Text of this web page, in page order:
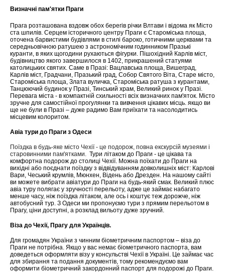
Визначні пам'ятки Праги
Прага розташована вздовж обох берегів річки Влтави і відома як Місто
ста шпилів. Серцем історичного центру Праги є Староміська площа,
оточена барвистими будівлями в стилі бароко, готичними церквами та
середньовічною ратушею з астрономічним годинником Празькі
куранти, в яких щогодини рухаються фігурки. Пішохідний Карлів міст,
будівництво якого завершилося в 1402, прикрашений статуями
католицьких святих. Саме в Празі: Вацлавська площа, Вишеград,
Карлів міст, Градчани, Празький град, Собор Святого Віта, Старе місто,
Староміська площа, Злата вуличка, Староміська ратуша з курантами,
Танцюючий будинок у Празі, Тинський храм, Великий ринок у Празі.
Перевага міста - в компактній схильності всіх визначних пам'яток. Місто
зручне для самостійної прогулянки та вивчення цікавих місць. якщо ви
ще не були в Празі – дуже радимо Вам приїхати та насолодитись
місцевим колоритом.
Авіа тури до Праги з Одеси
Поїздка в будь-яке місто Чехії - це подорож, повна екскурсій музеями і
старовинними пам'ятками. Тури літаком до Праги - це цікава та
комфортна подорож до столиці Чехії. Можна поїхати до Праги на
вихідні або поєднати поїздку з відвідуванням довколишніх міст: Карлові
Вари, Чеський крумлів, Мюнхен, Відень або Дрезден. На нашому сайті
ви можете вибрати авіатури до Праги на будь-який смак. Великий плюс
авіа туру полягає у зручності перельоту, адже це займає набагато
менше часу, ніж поїздка літаком, але ось і коштує теж дорожче, ніж
автобусний тур. З Одеси ми пропонуємо тури з прямим перельотом в
Прагу, ціни доступні, а розклад вильоту дуже зручний.
Віза до Чехії, Прагу для Українців.
Для громадян України з чинним біометричним паспортом – віза до
Праги не потрібна. Якщо у вас немає біометричного паспорта, вам
доведеться оформляти візу у консульстві Чехії в Україні. Це займає час
для збирання та подання документів, тому рекомендуємо вам
оформити біометричний закордонний паспорт для подорожі до Праги.